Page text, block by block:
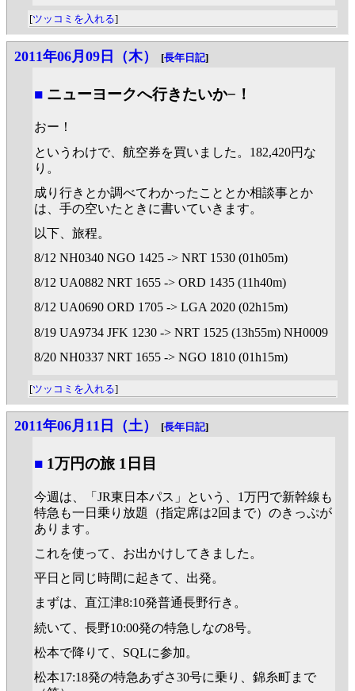
[ツッコミを入れる]
2011年06月09日（木） [長年日記]
■ ニューヨークへ行きたいか−！
おー！
というわけで、航空券を買いました。182,420円な
り。
成り行きとか調べてわかったこととか相談事とか
は、手の空いたときに書いていきます。
以下、旅程。
8/12 NH0340 NGO 1425 -> NRT 1530 (01h05m)
8/12 UA0882 NRT 1655 -> ORD 1435 (11h40m)
8/12 UA0690 ORD 1705 -> LGA 2020 (02h15m)
8/19 UA9734 JFK 1230 -> NRT 1525 (13h55m) NH0009
8/20 NH0337 NRT 1655 -> NGO 1810 (01h15m)
[ツッコミを入れる]
2011年06月11日（土） [長年日記]
■ 1万円の旅 1日目
今週は、「JR東日本パス」という、1万円で新幹線も
特急も一日乗り放題（指定席は2回まで）のきっぷが
あります。
これを使って、お出かけしてきました。
平日と同じ時間に起きて、出発。
まずは、直江津8:10発普通長野行き。
続いて、長野10:00発の特急しなの8号。
松本で降りて、SQLに参加。
松本17:18発の特急あずさ30号に乗り、錦糸町まで